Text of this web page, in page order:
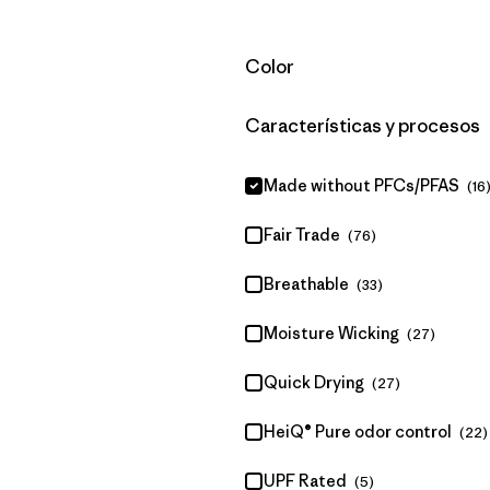
Filtrar por
Color
Filtrar por
Características y procesos
Made without PFCs/PFAS (16)
Fair Trade (76)
Breathable (33)
Moisture Wicking (27)
Quick Drying (27)
HeiQ® Pure odor control (22)
UPF Rated (5)